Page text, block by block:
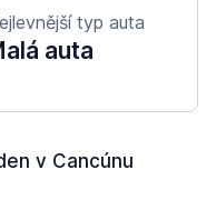
typ auta
auta
v Cancúnu